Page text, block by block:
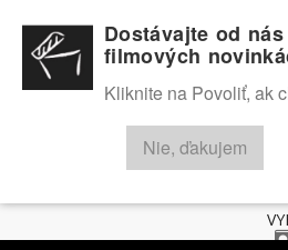
RECENZIE TRAILERY
Dostávajte od
filmových
Kliknite na Povoliť, ak
Nie, ďakujem